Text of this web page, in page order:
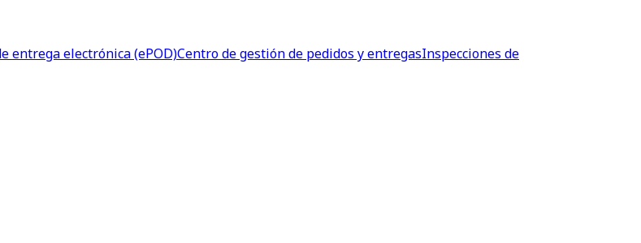
entrega electrónica (ePOD)Centro de gestión de pedidos y entregasInspecciones de